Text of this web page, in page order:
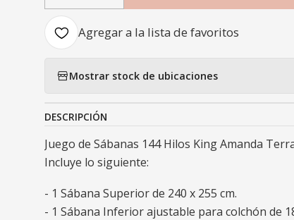
Agregar a la lista de favoritos
Mostrar stock de ubicaciones
DESCRIPCIÓN
Juego de Sábanas 144 Hilos King Amanda
Incluye lo siguiente:
- 1 Sábana Superior de 240 x 255 cm.
- 1 Sábana Inferior ajustable para colchón de